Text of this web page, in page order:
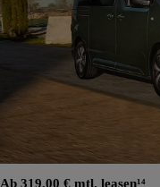
Ab 319,00 € mtl. leasen¹⁴